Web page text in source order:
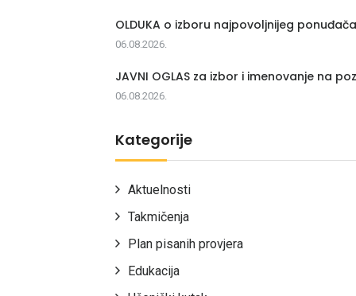
OLDUKA o izboru najpovoljnijeg
06.08.2026.
JAVNI OGLAS za izbor i imenovanje na
06.08.2026.
Kategorije
Aktuelnosti
Takmičenja
Plan pisanih provjera
Edukacija